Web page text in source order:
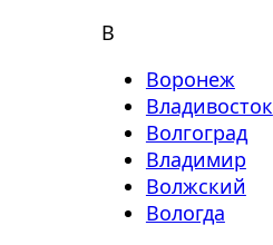
В
Воронеж
Владивосток
Волгоград
Владимир
Волжский
Вологда